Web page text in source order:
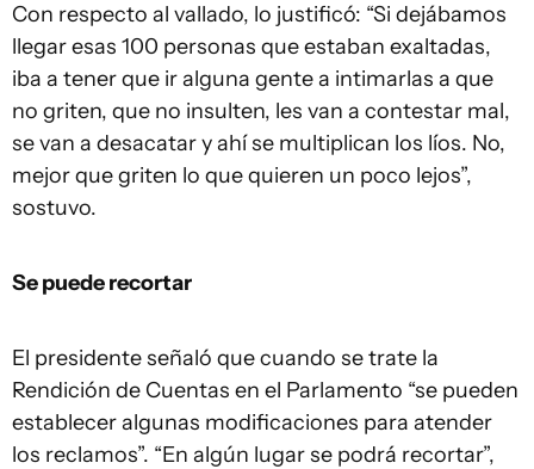
Con respecto al vallado, lo justificó: “Si dejábamos
llegar esas 100 personas que estaban exaltadas,
iba a tener que ir alguna gente a intimarlas a que
no griten, que no insulten, les van a contestar mal,
se van a desacatar y ahí se multiplican los líos. No,
mejor que griten lo que quieren un poco lejos”,
sostuvo.
Se puede recortar
El presidente señaló que cuando se trate la
Rendición de Cuentas en el Parlamento “se pueden
establecer algunas modificaciones para atender
los reclamos”. “En algún lugar se podrá recortar”,